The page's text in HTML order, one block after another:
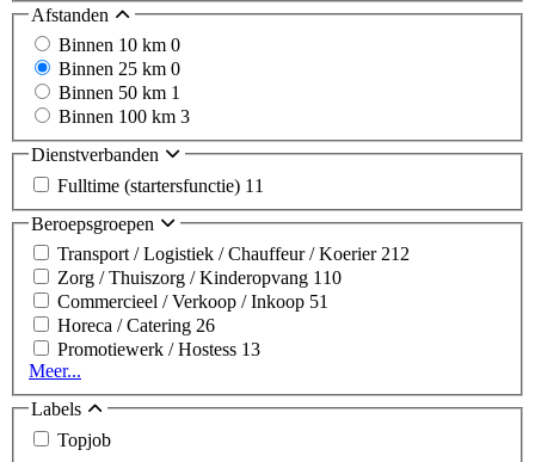
Afstanden
Binnen 10 km 0
Binnen 25 km 0
Binnen 50 km 1
Binnen 100 km 3
Dienstverbanden
Fulltime (startersfunctie) 11
Beroepsgroepen
Transport / Logistiek / Chauffeur / Koerier212
Zorg / Thuiszorg / Kinderopvang 110
Commercieel / Verkoop / Inkoop 51
Horeca / Catering 26
Promotiewerk / Hostess 13
Meer...
Labels
Topjob